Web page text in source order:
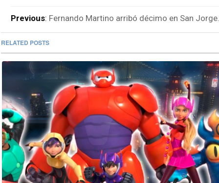
Previous: Fernando Martino arribó décimo en San Jorge.
RELATED POSTS